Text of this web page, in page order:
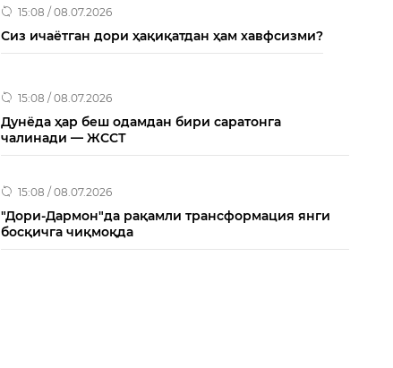
15:08 / 08.07.2026
Сиз ичаётган дори ҳақиқатдан ҳам хавфсизми?
15:08 / 08.07.2026
Дунёда ҳар беш одамдан бири саратонга
чалинади — ЖССТ
15:08 / 08.07.2026
"Дори-Дармон"да рақамли трансформация янги
босқичга чиқмоқда